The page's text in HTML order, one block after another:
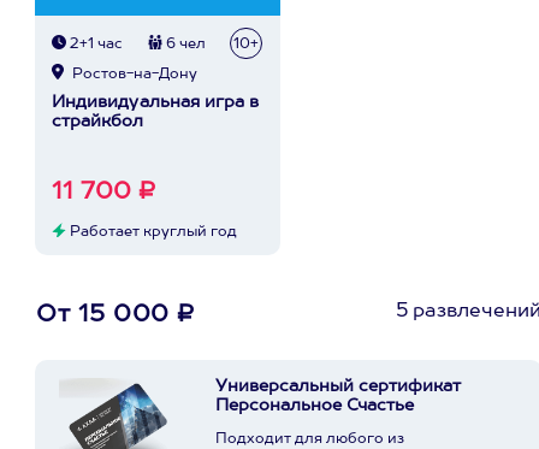
2+1 час 6 чел 10+
Ростов-на-Дону
Индивидуальная игра в
страйкбол
11 700 ₽
Работает круглый год
От 15 000 ₽ 5
Универсальный сертификат
Персональное Счастье
Подходит для любого из